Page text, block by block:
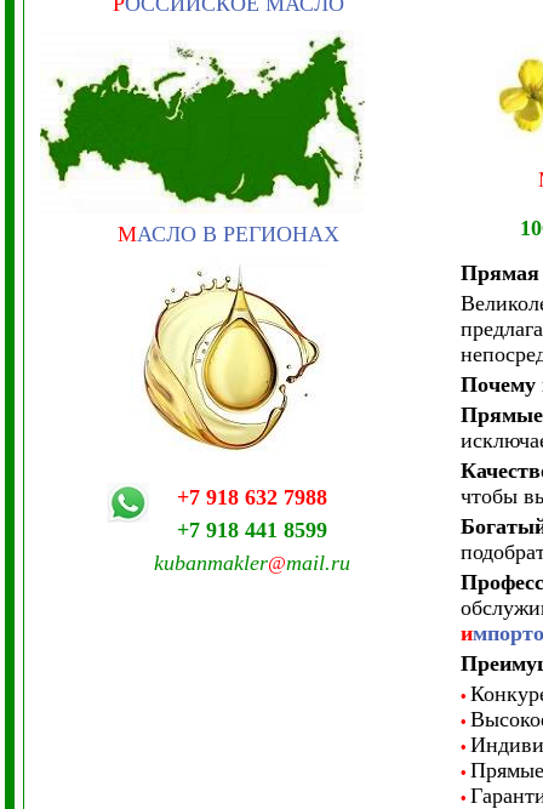
МАСЛО В РЕГИОНАХ
+7 918 632 7988
+7 918 441 8599
kubanmakler@mail.ru
Прямая
Почему
Прямые
чтобы
и
•
•
•
• Прямые
•